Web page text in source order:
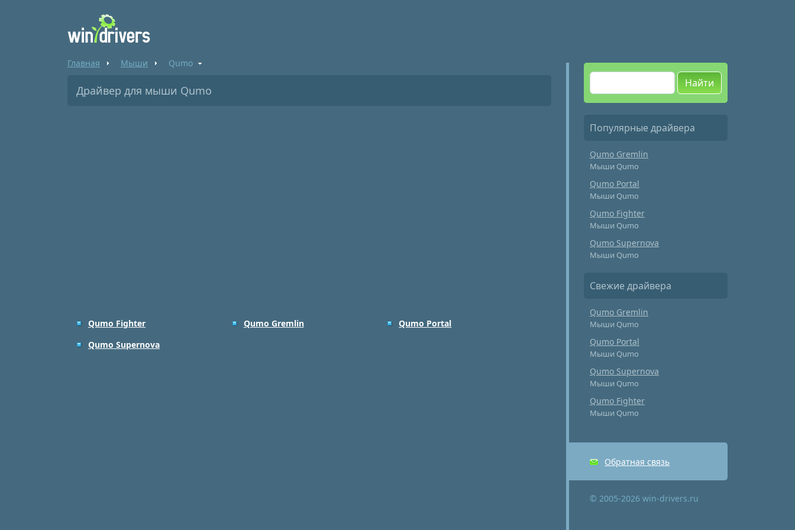
Главная Мыши Qumo
Драйвер для мыши Qumo
Qumo Fighter Qumo Gremlin
Qumo Portal
Qumo Supernova
Найти
Популярные драйвера
Qumo Gremlin
Мыши Qumo
Qumo Portal
Мыши Qumo
Qumo Fighter
Мыши Qumo
Qumo Supernova
Мыши Qumo
Свежие драйвера
Qumo Gremlin
Мыши Qumo
Qumo Portal
Мыши Qumo
Qumo Supernova
Мыши Qumo
Qumo Fighter
Мыши Qumo
Обратная связь
© 2005-2026 win-drivers.ru